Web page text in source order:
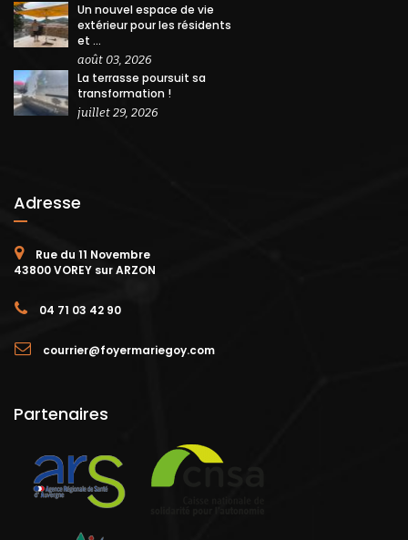
Un nouvel espace de vie
extérieur pour les résidents
et ...
août 03, 2026
La terrasse poursuit sa
transformation !
juillet 29, 2026
Adresse
Rue du 11 Novembre
43800 VOREY sur ARZON
04 71 03 42 90
courrier@foyermariegoy.com
Partenaires